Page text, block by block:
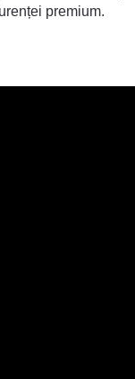
premium.